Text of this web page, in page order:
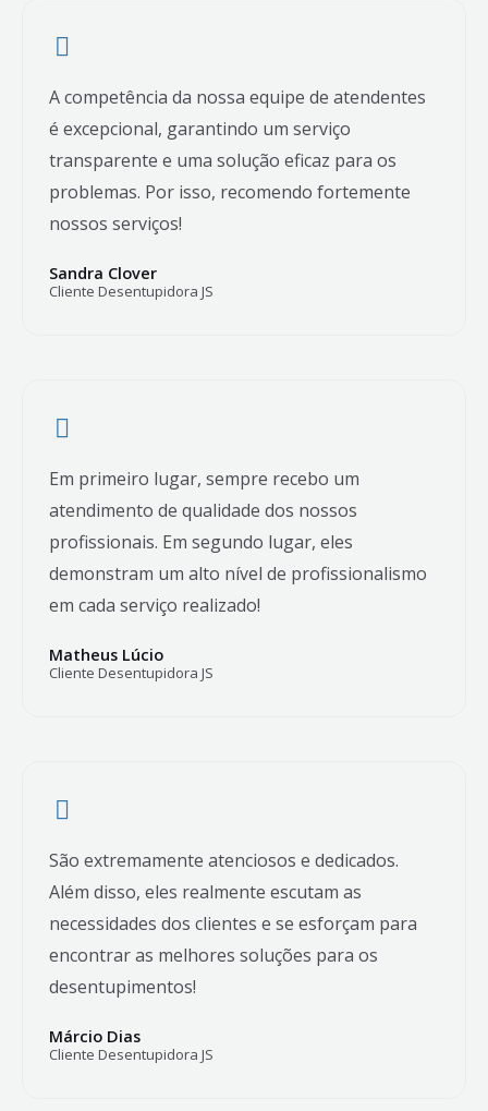
A competência da nossa equipe de atendentes
é excepcional, garantindo um serviço
transparente e uma solução eficaz para os
problemas. Por isso, recomendo fortemente
nossos serviços!
Sandra Clover
Cliente Desentupidora JS
Em primeiro lugar, sempre recebo um
atendimento de qualidade dos nossos
profissionais. Em segundo lugar, eles
demonstram um alto nível de profissionalismo
em cada serviço realizado!
Matheus Lúcio
Cliente Desentupidora JS
São extremamente atenciosos e dedicados.
Além disso, eles realmente escutam as
necessidades dos clientes e se esforçam para
encontrar as melhores soluções para os
desentupimentos!
Márcio Dias
Cliente Desentupidora JS